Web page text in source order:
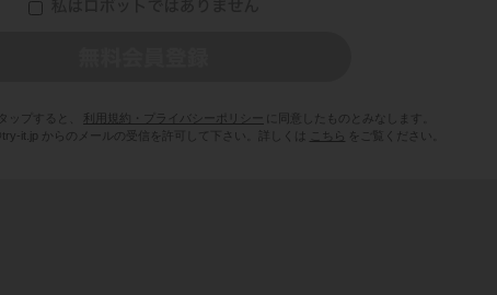
ップすると、 利用規約・プライバシーポリシー
に同意したものとみなします。
it.jp からのメールの受信を許可して下さい。詳しくは
こちら をご覧ください。